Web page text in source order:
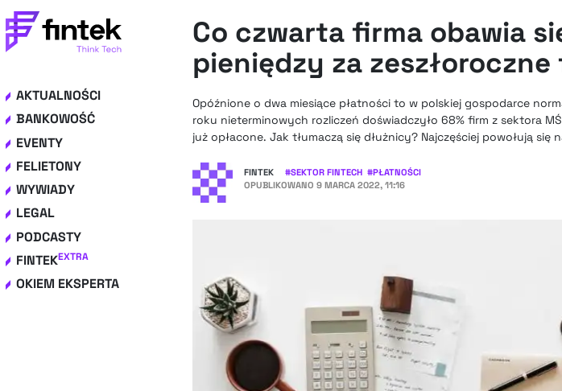
AKTUALNOŚCI
BANKOWOŚĆ
EVENTY
FELIETONY
WYWIADY
LEGAL
PODCASTY
FINTEKEXTRA
OKIEM EKSPERTA
Co czwarta firma obawia
pieniędzy za
Opóźnione o dwa miesiące płatności to w polskiej gospodarce
roku nieterminowych rozliczeń doświadczyło 68% firm z sektora
już opłacone. Jak tłumaczą się dłużnicy? Najczęściej powołują się
FINTEK #SEKTOR FINTECH #PŁATNOŚCI
OPUBLIKOWANO 9 MARCA 2022, 11:16